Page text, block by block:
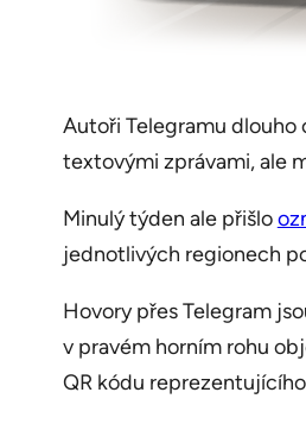
Autoři Telegramu
textovými zprávami, ale
Minulý týden ale přišlo
jednotlivých regionech
Hovory přes Telegram
v pravém horním rohu
QR kódu